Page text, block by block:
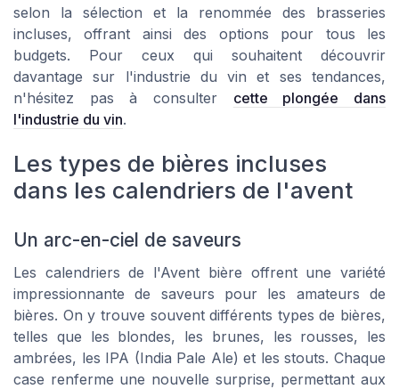
selon la sélection et la renommée des brasseries
incluses, offrant ainsi des options pour tous les
budgets. Pour ceux qui souhaitent découvrir
davantage sur l'industrie du vin et ses tendances,
n'hésitez pas à consulter cette plongée dans
l'industrie du vin.
Les types de bières incluses
dans les calendriers de l'avent
Un arc-en-ciel de saveurs
Les calendriers de l'Avent bière offrent une variété
impressionnante de saveurs pour les amateurs de
bières. On y trouve souvent différents types de bières,
telles que les blondes, les brunes, les rousses, les
ambrées, les IPA (India Pale Ale) et les stouts. Chaque
case renferme une nouvelle surprise, permettant aux